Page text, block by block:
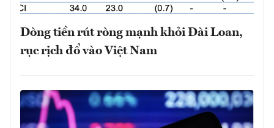
Dòng tiền rút ròng mạnh khỏi Đài Loan,
rục rịch đổ vào Việt Nam